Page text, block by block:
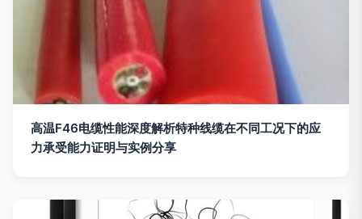
高温F46电缆性能深度解析特种线缆在不同工况下的应
力承受能力证明与实例分享